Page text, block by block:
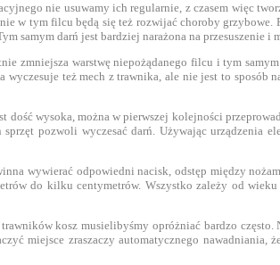
nie usuwamy ich regularnie, z czasem więc
w tym filcu będą się też rozwijać choroby
samym darń jest bardziej narażona na przesuszenie i
zmniejsza warstwę niepożądanego filcu i tym
też mech z trawnika, ale nie jest to sposób
wysoka, można w pierwszej kolejności
pozwoli wyczesać darń. Używając urządzenia
wywierać odpowiedni nacisk, odstęp między
do kilku centymetrów. Wszystko zależy od
kosz musielibyśmy opróżniać bardzo
miejsce zraszaczy automatycznego nawadniania,